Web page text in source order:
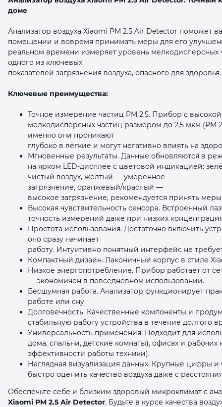
доме
Анализатор воздуха Xiaomi PM 2.5 Air Detector поможет
помещении и вовремя принимать меры для его
реальном времени измеряет уровень мелкодисперсных
одного из ключевых
показателей загрязнения воздуха, опасного для здоровья.
Ключевые преимущества:
Точное измерение частиц PM 2.5. Прибор с
мелкодисперсных частиц размером до 2,5 мкм (PM
именно они проникают
глубоко в лёгкие и могут негативно влиять на
Мгновенные результаты. Данные обновляются в
на ярком LED‑дисплее с цветовой индикацией:
чистый воздух, жёлтый — умеренное
загрязнение, оранжевый/красный —
высокое загрязнение, рекомендуется принять
Высокая чувствительность сенсора. Встроенный
точность измерений даже при низких
Простота использования. Достаточно включить
оно сразу начинает
работу. Интуитивно понятный интерфейс не
Компактный дизайн. Лаконичный корпус в стиле
Низкое энергопотребление. Прибор работает от
— экономичен в повседневном использовании.
Бесшумная работа. Анализатор функционирует
работе или сну.
Долговечность. Качественные компоненты и
стабильную работу устройства в течение долгого
Универсальность применения. Подходит для
дома, спальни, детские комнаты), офисах и
эффективности работы техники).
Наглядная визуализация данных. Крупные цифры и
быстро оценить качество воздуха даже с
Обеспечьте себе и близким здоровый микроклимат с
Xiaomi PM 2.5 Air Detector. Будьте в курсе качества
раз в 2 недели